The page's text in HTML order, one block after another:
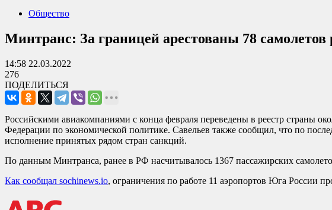
Общество
Минтранс: За границей арестованы 78
14:58 22.03.2022
276
ПОДЕЛИТЬСЯ
Российскими авиакомпаниями с конца февраля переведены в реестр страны
Федерации по экономической политике. Савельев также сообщил, что по
исполнение принятых рядом стран санкций.
По данным Минтранса, ранее в РФ насчитывалось 1367 пассажирских
Как сообщал sochinews.io, ограничения по работе 11 аэропортов Юга России